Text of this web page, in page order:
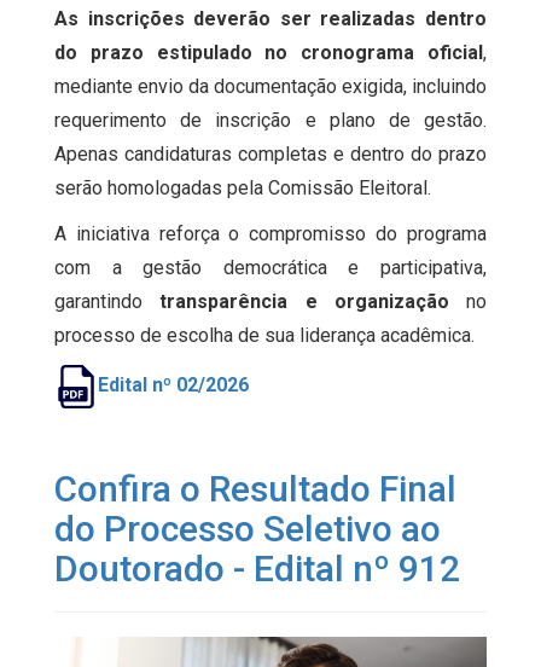
As inscrições deverão ser realizadas dentro
do prazo estipulado no cronograma oficial,
mediante envio da documentação exigida, incluindo
requerimento de inscrição e plano de gestão.
Apenas candidaturas completas e dentro do prazo
serão homologadas pela Comissão Eleitoral.
A iniciativa reforça o compromisso do programa
com a gestão democrática e participativa,
garantindotransparência e organização no
processo de escolha de sua liderança acadêmica.
Edital nº 02/2026
Confira o Resultado Final
do Processo Seletivo ao
Doutorado - Edital nº 912